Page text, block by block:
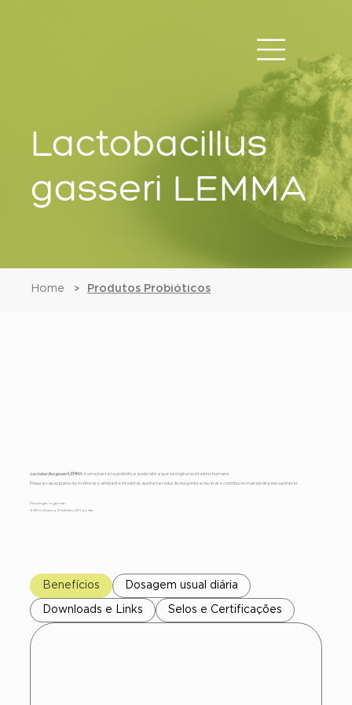
Lactobacillus
gasseri LEMMA
Home > Produtos Probióticos
Lactobacillus gasseriLEMMA é uma bactéria probiótica ácido lática que se origina no intestino humano.
Possui a capacidade de melhorar o ambiente intestinal, auxilia na redução da gordura visceral e contribui no manejo do peso saúdável.
Posologia sugerida:
690 milhões a 10 bilhões UFC ao dia
Benefícios Dosagem usual diária
Downloads e Links Selos e Certificações